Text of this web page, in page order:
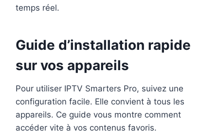
temps réel.
Guide d’installation rapide
sur vos appareils
Pour utiliser IPTV Smarters Pro, suivez une
configuration facile. Elle convient à tous les
appareils. Ce guide vous montre comment
accéder vite à vos contenus favoris.